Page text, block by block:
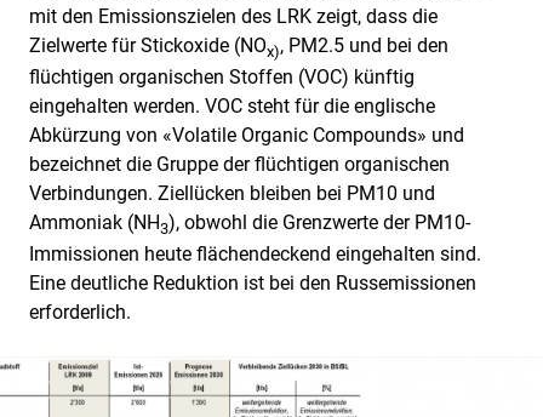
mit den Emissionszielen des LRK zeigt, dass die
Zielwerte für Stickoxide (NOx), PM2.5 und bei den
flüchtigen organischen Stoffen (VOC) künftig
eingehalten werden. ⁠VOC⁠ steht für die englische
Abkürzung von «Volatile Organic Compounds» und
bezeichnet die Gruppe der flüchtigen organischen
Verbindungen. Ziellücken bleiben bei PM10 und
Ammoniak (NH3), obwohl die Grenzwerte der PM10-
Immissionen heute flächendeckend eingehalten sind.
Eine deutliche Reduktion ist bei den Russemissionen
erforderlich.